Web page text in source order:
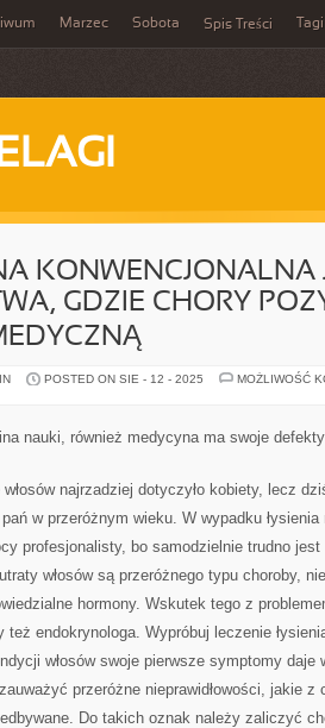
Marzec Sobota Spis Treści Tagi
KONWENCJONALNA
GDZIE CHORY
POSTED ON SIE - 12 - 2025
MOŻLIWOŚĆ
nauki, również medycyna ma swoje
włosów najrzadziej dotyczyło kobiety, lecz
w przeróżnym wieku. W wypadku łysienia
profesjonalisty, bo samodzielnie trudno jest
włosów są przeróżnego typu choroby,
hormony. Wskutek tego z
też endokrynologa. Wypróbuj leczenie
włosów swoje pierwsze symptomy daje
przeróżne nieprawidłowości, jakie z
Do takich oznak należy zaliczyć